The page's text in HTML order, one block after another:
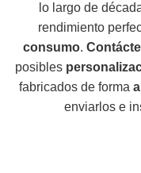
lo largo de
rendimiento
consumo.
posibles
fabricados de forma
enviarlos e